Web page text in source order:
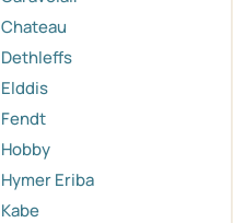
Chateau
Dethleffs
Elddis
Fendt
Hobby
Hymer Eriba
Kabe